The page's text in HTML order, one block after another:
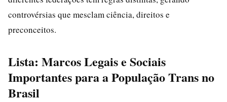
controvérsias que mesclam ciência, direitos e
preconceitos.
Lista: Marcos Legais e Sociais
Importantes para a População Trans no
Brasil